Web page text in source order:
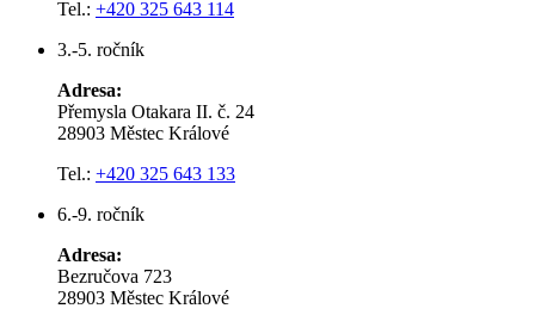
Tel.: +420 325 643 114
3.-5. ročník
Adresa:
Přemysla Otakara II. č. 24
28903 Městec Králové
Tel.: +420 325 643 133
6.-9. ročník
Adresa:
Bezručova 723
28903 Městec Králové